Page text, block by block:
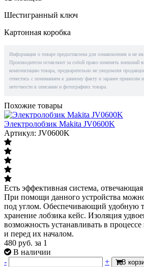
Шестигранный ключ
Картонная коробка
Информация о товаре предоставлена для ознакомления и не
Производители оставляют за собой право изменять внешний
комплектацию товара, предварительно не уведомляя
отнестись с пониманием к данному факту и заранее приносим
неточности в описании и фотографиях товара.
Похожие товары
Электролобзик Makita JV0600K
Артикул: JV0600K
Есть эффективная система,
При помощи данного устройства
под углом. Обеспечивающий удобную
хранение лобзика кейс. Изоляция
возможность устанавливать в
и перед их началом.
480 руб. за 1
В наличии
-
+ В